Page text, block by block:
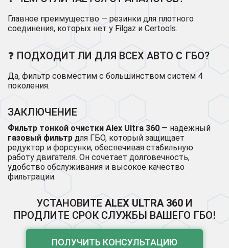
Главное преимущество — резинки для плотного
соединения, которых нет у Filgaz и Certools.
❓ ПОДХОДИТ ЛИ ДЛЯ ВСЕХ АВТО С ГБО?
Да, фильтр совместим с большинством систем 4
поколения.
ЗАКЛЮЧЕНИЕ
Фильтр тонкой очистки Alex Ultra 360— надёжный
газовый фильтр для ГБО, который защищает
редуктор и форсунки, обеспечивая стабильную
работу двигателя. Он сочетает долговечность,
удобство обслуживания и высокое качество
фильтрации.
УСТАНОВИТЕ ALEX ULTRA 360 И
ПРОДЛИТЕ СРОК СЛУЖБЫ ВАШЕГО ГБО!
ПОЛУЧИТЬ КОНСУЛЬТАЦИЮ